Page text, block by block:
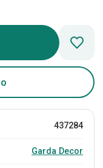
437284
Garda Decor